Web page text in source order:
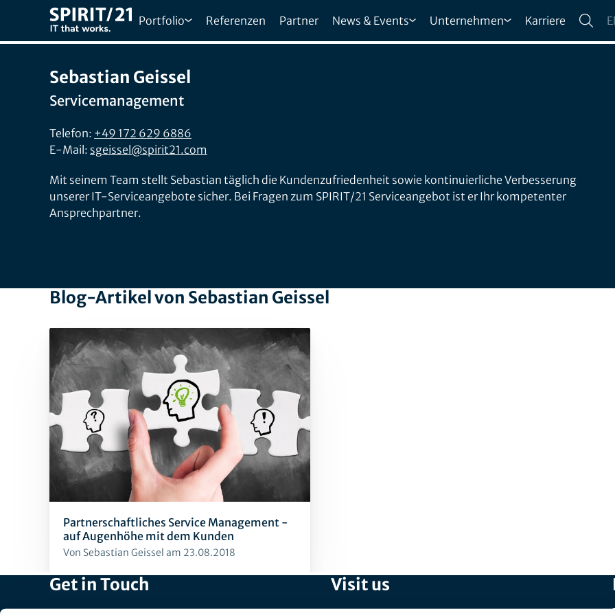
Portfolio Referenzen Partner News & Events Unternehmen Karriere
Sebastian Geissel
Servicemanagement
Telefon: +49 172 629 6886
E-Mail: sgeissel@spirit21.com
Mit seinem Team stellt Sebastian täglich die Kundenzufriedenheit sowie kontinuierliche Verbesserung
unserer IT-Serviceangebote sicher. Bei Fragen zum SPIRIT/21 Serviceangebot ist er Ihr kompetenter
Ansprechpartner.
Blog-Artikel von Sebastian Geissel
Partnerschaftliches Service Management -
auf Augenhöhe mit dem Kunden
Von Sebastian Geissel am 23.08.2018
Get in Touch Visit us